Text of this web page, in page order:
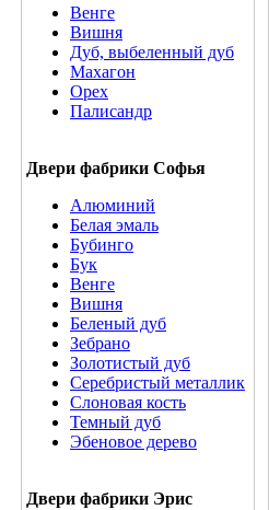
Венге
Вишня
Дуб, выбеленный дуб
Махагон
Орех
Палисандр
Двери фабрики Софья
Алюминий
Белая эмаль
Бубинго
Бук
Венге
Вишня
Беленый дуб
Зебрано
Золотистый дуб
Серебристый металлик
Слоновая кость
Темный дуб
Эбеновое дерево
Двери фабрики Эрис